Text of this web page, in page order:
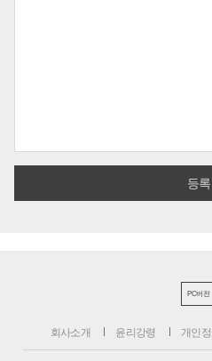
PC버전
회사소개 윤리강령 개인